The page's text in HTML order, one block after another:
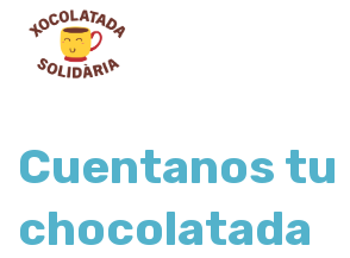
Cuentanos tu
chocolatada